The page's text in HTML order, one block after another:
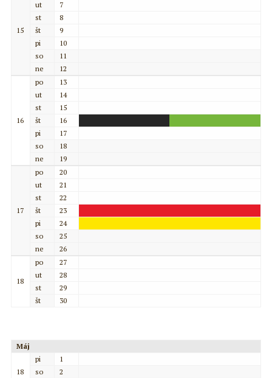
15
ut
7
st
8
št
9
pi
10
so
11
ne
12
16
po
13
ut
14
st
15
št
16
pi
17
so
18
ne
19
17
po
20
ut
21
st
22
št
23
pi
24
so
25
ne
26
18
po
27
ut
28
st
29
št
30
Máj
18
pi
1
so
2